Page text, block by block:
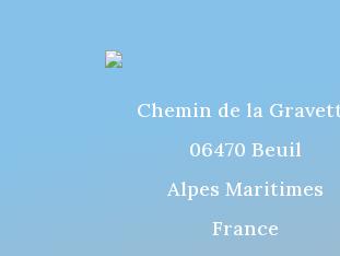
Chemin de la
06470 Beuil
Alpes Maritimes
France